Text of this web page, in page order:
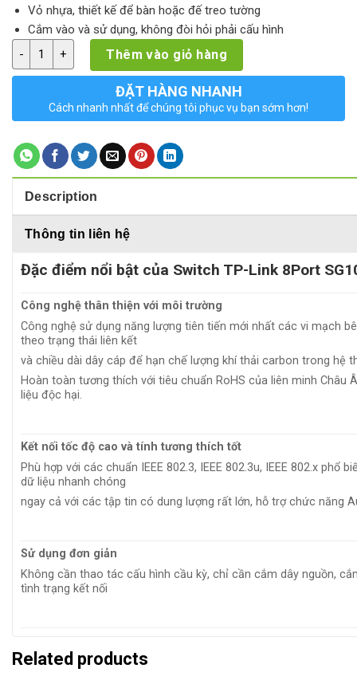
Vỏ nhựa, thiết kế để bàn hoặc đế treo tường
Cắm vào và sử dụng, không đòi hỏi phải cấu hình
Switch TP-Link 8Port SG1008D Gigabit quantity
Thêm vào giỏ hàng
ĐẶT HÀNG NHANH
Cách nhanh nhất để chúng tôi phục vụ bạn sớm hơn!
Description
Thông tin liên hệ
Đặc điểm nổi bật của Switch TP-Link 8Port
Công nghệ thân thiện với môi trường
Công nghệ sử dụng năng lượng tiên tiến mới nhất các vi mạch
theo trạng thái liên kết
và chiều dài dây cáp để hạn chế lượng khí thải carbon trong hệ
Hoàn toàn tương thích với tiêu chuẩn RoHS của liên minh
liệu độc hại.
Kết nối tốc độ cao và tính tương thích tốt
Phù hợp với các chuẩn IEEE 802.3, IEEE 802.3u, IEEE 802.x
dữ liệu nhanh chóng
ngay cả với các tập tin có dung lượng rất lớn, hỗ trợ chức năng
Sử dụng đơn giản
Không cần thao tác cấu hình cầu kỳ, chỉ cần cắm dây nguồn,
tình trạng kết nối
Related products